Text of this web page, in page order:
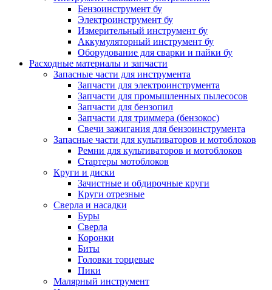
Бензоинструмент бу
Электроинструмент бу
Измерительный инструмент бу
Аккумуляторный инструмент бу
Оборудование для сварки и пайки бу
Расходные материалы и запчасти
Запасные части для инструмента
Запчасти для электроинструмента
Запчасти для промышленных пылесосов
Запчасти для бензопил
Запчасти для триммера (бензокос)
Свечи зажигания для бензоинструмента
Запасные части для культиваторов и мотоблоков
Ремни для культиваторов и мотоблоков
Стартеры мотоблоков
Круги и диски
Зачистные и обдирочные круги
Круги отрезные
Сверла и насадки
Буры
Сверла
Коронки
Биты
Головки торцевые
Пики
Малярный инструмент